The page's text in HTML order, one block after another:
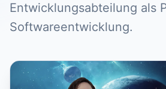
Entwicklungsabteilung als
Softwareentwicklung.